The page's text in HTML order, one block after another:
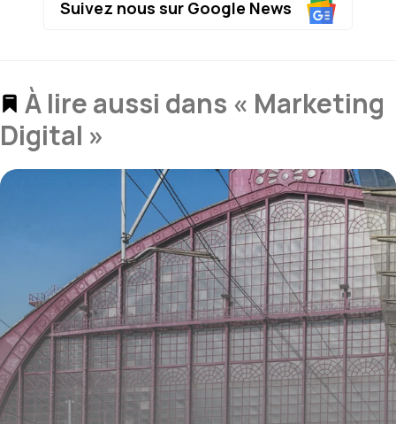
Suivez nous sur Google News
À lire aussi dans « Marketing
Digital »